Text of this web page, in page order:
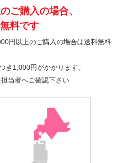
ご購入の場合、
料です
円以上のご購入の場合は送料無料
き1,000円がかかります。
当者へご確認下さい